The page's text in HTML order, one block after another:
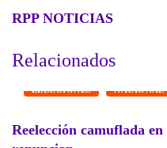
RPP NOTICIAS
Relacionados
ELECCIONES NACIONAL
Reelección camuflada